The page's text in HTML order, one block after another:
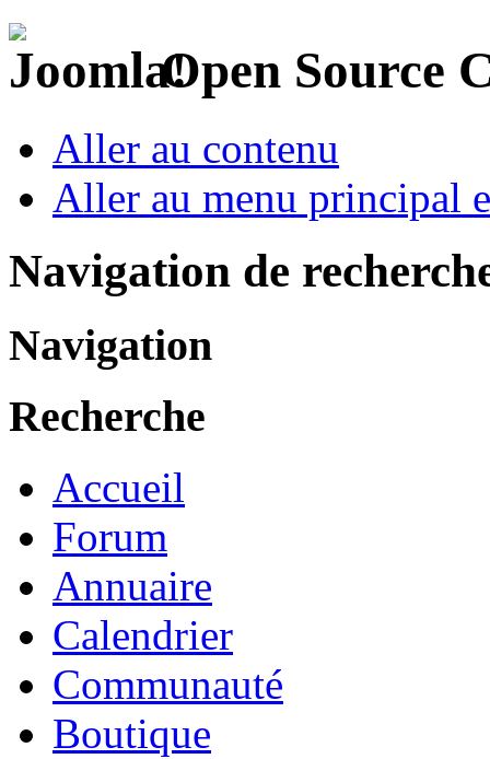
Open Source
Aller au contenu
Aller au menu principal
Navigation de
Navigation
Recherche
Accueil
Forum
Annuaire
Calendrier
Communauté
Boutique